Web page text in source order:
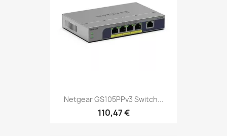
Netgear GS105PPv3 Switch...
110,47 €